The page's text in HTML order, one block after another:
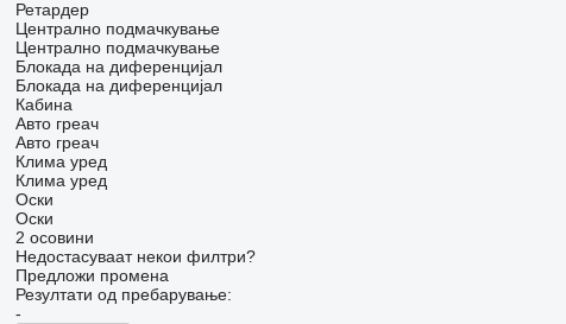
Ретардер
Централно подмачкување
Централно подмачкување
Блокада на диференцијал
Блокада на диференцијал
Кабина
Авто греач
Авто греач
Клима уред
Клима уред
Оски
Оски
2 осовини
Недостасуваат некои филтри?
Предложи промена
Резултати од пребарување:
-